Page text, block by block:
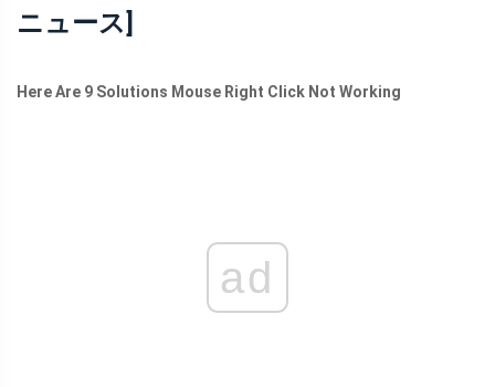
ニュース]
Here Are 9 Solutions Mouse Right Click Not Working
ad